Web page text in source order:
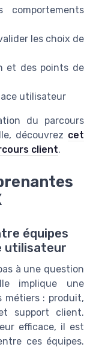
les choix de
et des points de
utilisateur
du parcours
découvrez cet
client.
équipes
utilisateur
à une question
implique une
métiers : produit,
support client.
efficace, il est
ces équipes.